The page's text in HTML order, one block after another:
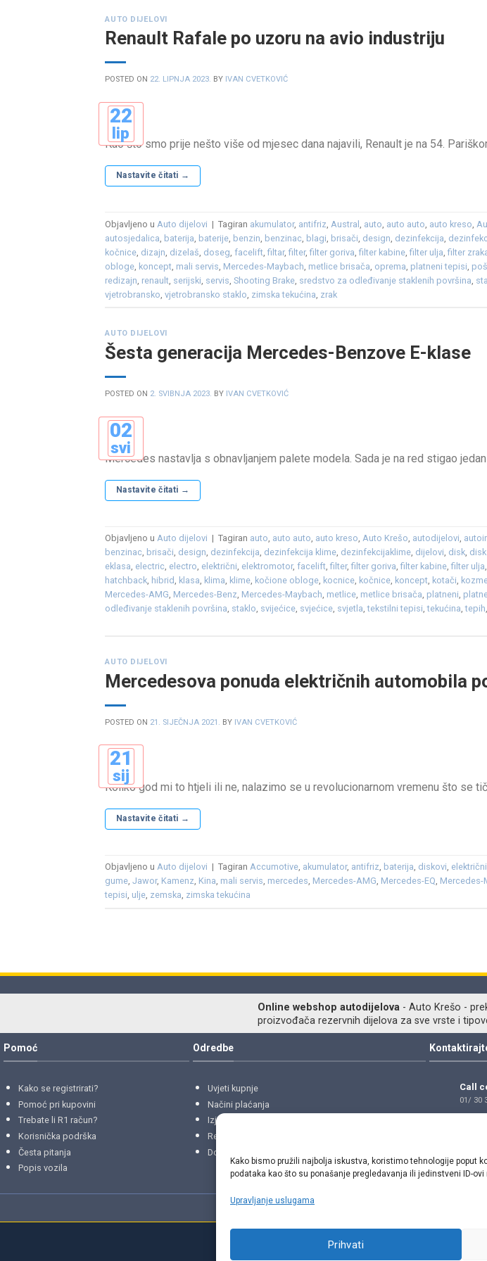
Kako bismo pružili najbolja iskustva, koristimo tehnologije poput
podataka kao što su ponašanje pregledavanja ili jedinstveni ID-
Upravljanje uslugama
Prihvati
AUTO DIJELOVI
Renault Rafale po uzoru na avio industriju
POSTED ON 22. LIPNJA 2023. BY IVAN CVETKOVIĆ
22
lip
Kao što smo prije nešto više od mjesec dana najavili, Renault je na 54.
Nastavite čitati →
Objavljeno u Auto dijelovi | Tagiran akumulator, antifriz Austral auto auto auto auto kreso
autosjedalica baterija baterije benzin benzinac blagi brisači design dezinfekcija
kočnice dizajn dizelaš doseg ,facelift ,filtar,filter,filter goriva ,filter kabine ,filter ulja ,filter
obloge koncept mali servis Mercedes-Maybach metlice brisača oprema platneni tepisi
redizajn renault serijski servis ,Shooting Brake sredstvo za odleđivanje staklenih površina
vjetrobransko ,vjetrobransko staklo zimska tekućina zrak
AUTO DIJELOVI
Šesta generacija Mercedes-Benzove E-klase
POSTED ON 2. SVIBNJA 2023. BY IVAN CVETKOVIĆ
02
svi
Mercedes nastavlja s obnavljanjem palete modela. Sada je na red stigao
Nastavite čitati →
Objavljeno uAuto dijelovi | Tagiran auto, auto auto, auto kreso,Auto Krešo, autodijelovi,
benzinac, brisači, design, dezinfekcija, dezinfekcija klime, dezinfekcijaklime, dijelovi, disk,
eklasa, electric, electro, električni, elektromotor,facelift,filter,filter goriva,filter kabine,filter ulja
hatchback, hibrid, klasa, klima, klime, kočione obloge, kocnice, kočnice, koncept, kotači,
Mercedes-AMG, Mercedes-Benz, Mercedes-Maybach, metlice, metlice brisača, platneni,
odleđivanje staklenih površina, staklo, svijećice, svjećice, svjetla,tekstilni tepisi,tekućina,tepih
AUTO DIJELOVI
Mercedesova ponuda električnih automobila
POSTED ON 21. SIJEČNJA 2021. BY IVAN CVETKOVIĆ
21
sij
Koliko god mi to htjeli ili ne, nalazimo se u revolucionarnom vremenu što se
Nastavite čitati →
Objavljeno uAuto dijelovi | TagiranAccumotive, akumulator, antifriz, baterija, diskovi, električni
gume,Jawor, Kamenz, Kina, mali servis, mercedes, Mercedes-AMG, Mercedes-EQ, Mercedes-
tepisi, ulje, zemska, zimska tekućina
Online webshop autodijelova - Auto Krešo -
proizvođača rezervnih dijelova za sve vrste i
Pomoć
Kako se registrirati?
Pomoć pri kupovini
Trebate li R1 račun?
Korisnička podrška
Česta pitanja
Popis vozila
Odredbe
Uvjeti kupnje
Načini plaćanja
Izjava o privatnosti
Reklamacije
Dostava i isporuke
Call
01/ 30